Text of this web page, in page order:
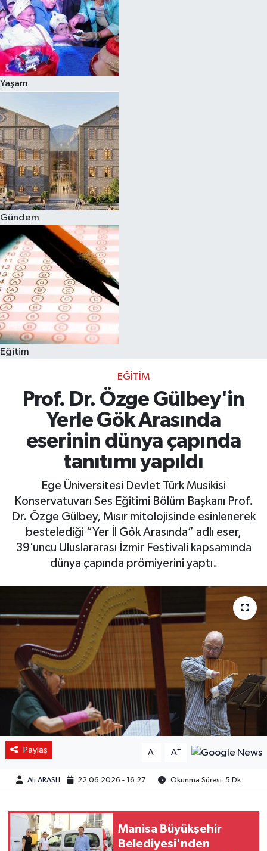
Yaşam
Gündem
Eğitim
EĞITIM
Prof. Dr. Özge Gülbey'in
Yerle Gök Arasında
eserinin dünya çapında
tanıtımı yapıldı
Ege Üniversitesi Devlet Türk Musikisi
Konservatuvarı Ses Eğitimi Bölüm Başkanı Prof.
Dr. Özge Gülbey, Mısır mitolojisinde esinlenerek
bestelediği “Yer İl Gök Arasında” adlı eser,
39’uncu Uluslararası İzmir Festivali kapsamında
dünya çapında prömiyerini yaptı.
Paylaş A- A+
Ali ARASLI 22.06.2026 - 16:27 Okunma Süresi: 5 Dk
Manisa Büyükşehir
Belediyesi'nden